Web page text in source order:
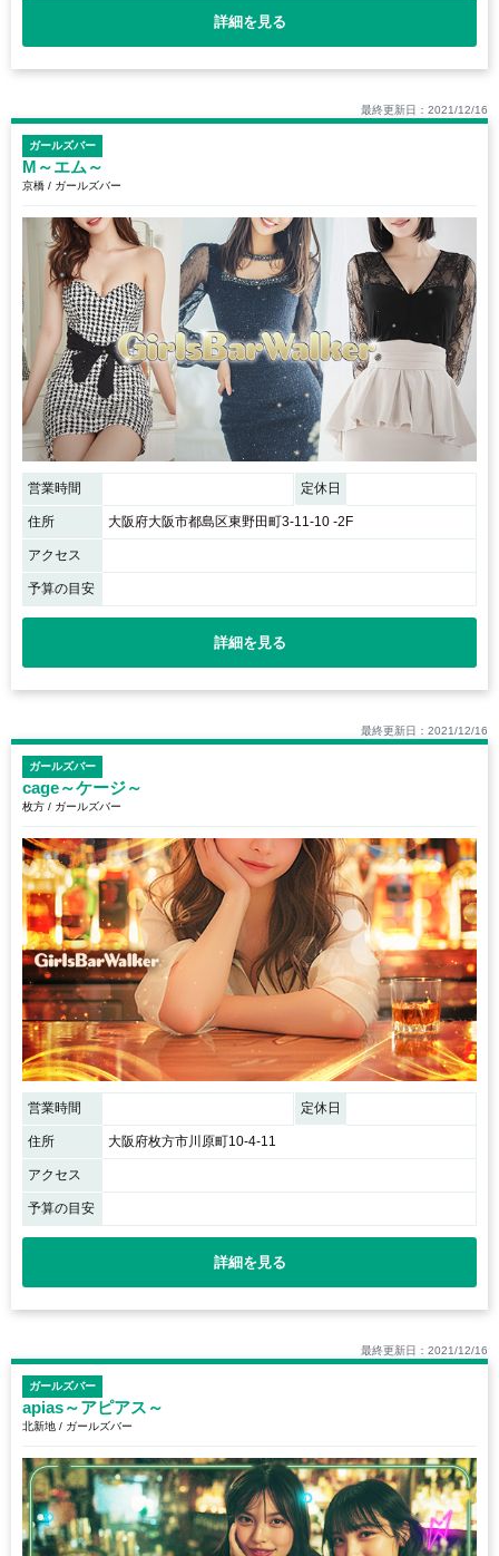
詳細を見る
最終更新日：2021/12/16
ガールズバー
M～エム～
京橋 / ガールズバー
営業時間 定休日
住所 大阪府大阪市都島区東野田町3-11-10 -2F
アクセス
予算の目安
詳細を見る
最終更新日：2021/12/16
ガールズバー
cage～ケージ～
枚方 / ガールズバー
営業時間 定休日
住所 大阪府枚方市川原町10-4-11
アクセス
予算の目安
詳細を見る
最終更新日：2021/12/16
ガールズバー
apias～アピアス～
北新地 / ガールズバー